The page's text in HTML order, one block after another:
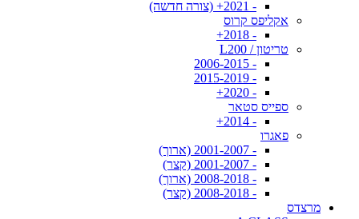
- 2021+ (צורה חדשה)
אקליפס קרוס
- 2018+
טריטון / L200
- 2006-2015
- 2015-2019
- 2020+
ספייס סטאר
- 2014+
פאגרו
- 2001-2007 (ארוך)
- 2001-2007 (קצר)
- 2008-2018 (ארוך)
- 2008-2018 (קצר)
מרצדס